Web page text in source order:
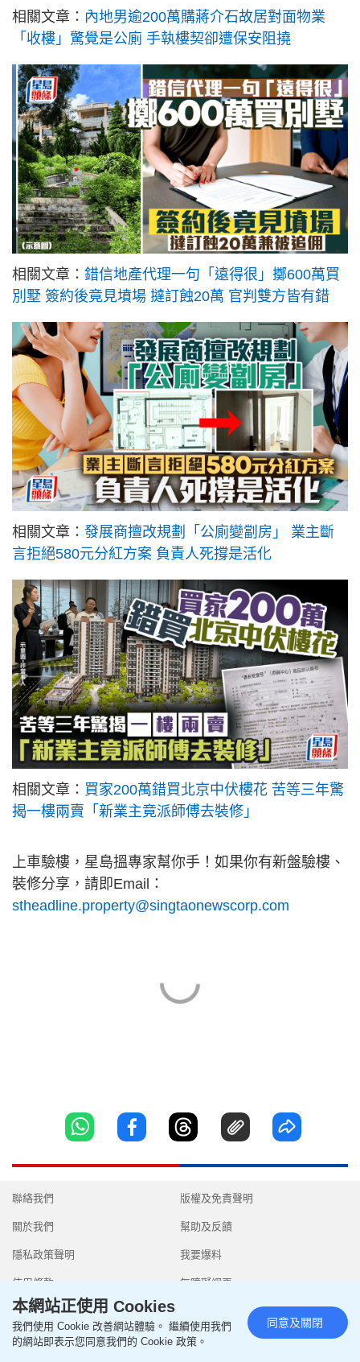
相關文章： 內地男逾200萬購蔣介石故居對面物業
「收樓」驚覺是公廁 手執樓契卻遭保安阻撓
相關文章： 錯信地產代理一句「遠得很」擲600萬買
別墅 簽約後竟見墳場 撻訂蝕20萬 官判雙方皆有錯
相關文章： 發展商擅改規劃「公廁變劏房」 業主斷
言拒絕580元分紅方案 負責人死撐是活化
相關文章： 買家200萬錯買北京中伏樓花 苦等三年驚
揭一樓兩賣「新業主竟派師傅去裝修」
上車驗樓，星島搵專家幫你手！如果你有新盤驗樓、
裝修分享，請即Email：
stheadline.property@singtaonewscorp.com
聯絡我們
關於我們
隱私政策聲明
使用條款
版權及免責聲明
幫助及反饋
我要爆料
無障礙網頁
Copyright © 2026 SingTao Ltd.All rights reserved.
本網站正使用 Cookies
我們使用 Cookie 改善網站體驗。 繼續使用我們
的網站即表示您同意我們的 Cookie 政策。
同意及關閉